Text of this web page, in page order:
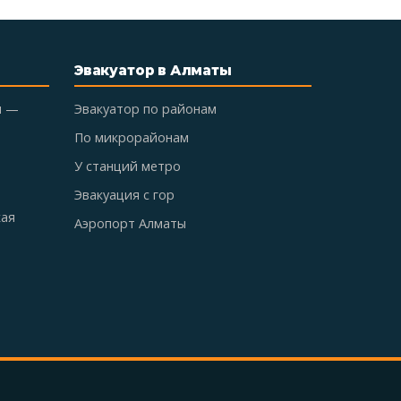
—
Эвакуатор в Алматы
Эвакуатор по районам
По микрорайонам
У станций метро
Эвакуация с гор
Аэропорт Алматы